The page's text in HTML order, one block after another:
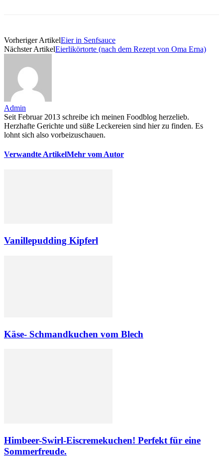
Vorheriger ArtikelEier in Senfsauce
Nächster ArtikelEierlikörtorte (nach dem Rezept von Oma Erna)
Admin
Seit Februar 2013 schreibe ich meinen Foodblog herzelieb.
Herzhafte Gerichte und süße Leckereien sind hier zu finden. Es
lohnt sich also vorbeizuschauen.
Verwandte ArtikelMehr vom Autor
Vanillepudding Kipferl
Käse- Schmandkuchen vom Blech
Himbeer-Swirl-Eiscremekuchen! Perfekt für eine
Sommerfreude.